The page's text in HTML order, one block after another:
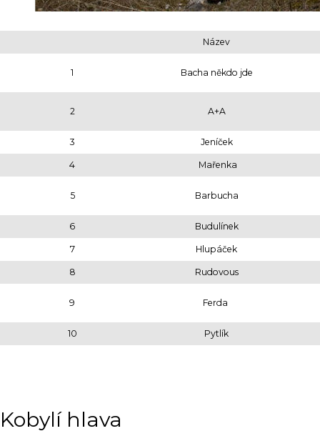
Název
1 Bacha někdo jde
2 A+A
3 Jeníček
4 Mařenka
5 Barbucha
6 Budulínek
7 Hlupáček
8 Rudovous
9 Ferda
10 Pytlík
Kobylí hlava